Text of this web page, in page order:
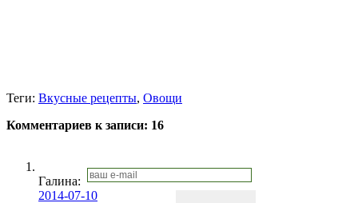
Теги: Вкусные рецепты, Овощи
Комментариев к записи: 16
Галина:
2014-07-10